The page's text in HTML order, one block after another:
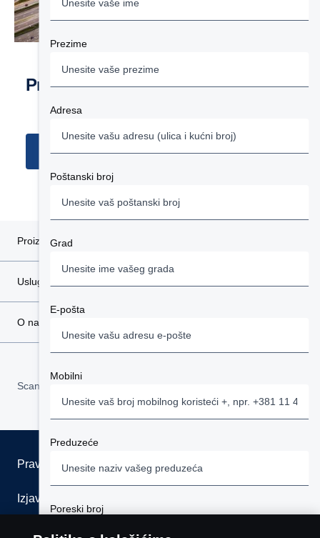
Pričajmo o poslu
Potražite najbližeg prodavca
AUTOBUSI
SERVISNE USLUGE
OSTALO
Prezime
Adresa
Poštanski broj
Grad
E-pošta
Mobilni
Preduzeće
Poreski broj
Proizvodi
Usluge
O nama
Scania in Your Region:
Pravno obaveštenje
Izjava o privatnosti
Kolačići